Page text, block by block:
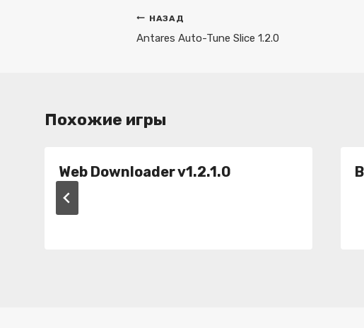
Навигация
по
НАЗАД
Antares Auto-Tune Slice 1.2.0
Похожие игры
Web Downloader v1.2.1.0